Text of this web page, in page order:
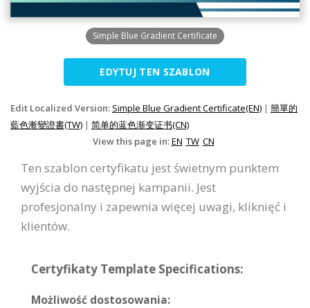
Simple Blue Gradient Certificate
EDYTUJ TEN SZABLON
Edit Localized Version: Simple Blue Gradient Certificate(EN) | 簡單的
藍色漸變證書(TW) | 简单的蓝色渐变证书(CN)
View this page in:EN TW CN
Ten szablon certyfikatu jest świetnym punktem
wyjścia do następnej kampanii. Jest
profesjonalny i zapewnia więcej uwagi, kliknięć i
klientów.
Certyfikaty Template Specifications:
Możliwość dostosowania: